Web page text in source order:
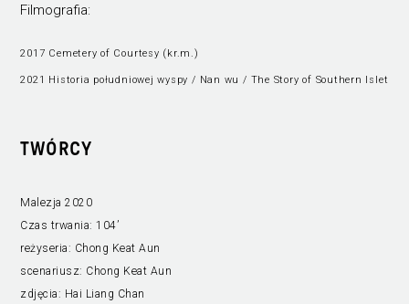
TWÓRCY
Malezja 2020
Czas trwania: 104’
reżyseria: Chong Keat Aun
scenariusz: Chong Keat Aun
zdjęcia: Hai Liang Chan
Filmografia:
2017 Cemetery of Courtesy (kr.m.)
2021 Historia południowej wyspy / Nan wu / The Story of Southern Islet